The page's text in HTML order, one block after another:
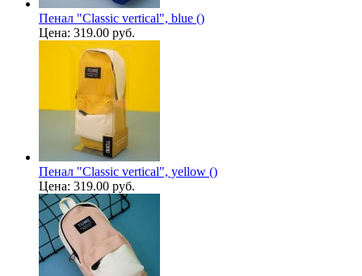
Пенал "Classic vertical", blue ()
Цена: 319.00 руб.
Пенал "Classic vertical", yellow ()
Цена: 319.00 руб.